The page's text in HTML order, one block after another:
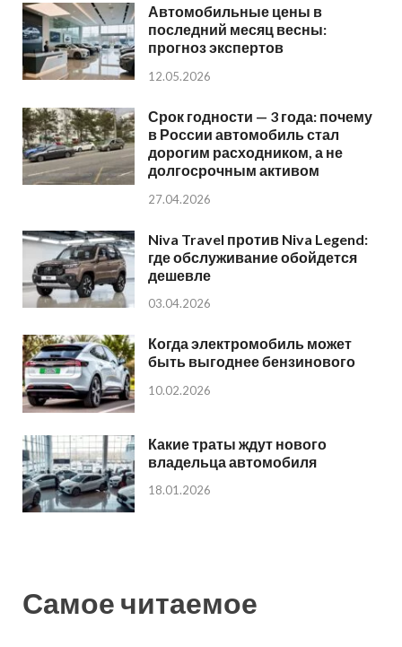
Автомобильные цены в
последний месяц весны:
прогноз экспертов
12.05.2026
Срок годности — 3 года: почему
в России автомобиль стал
дорогим расходником, а не
долгосрочным активом
27.04.2026
Niva Travel против Niva Legend:
где обслуживание обойдется
дешевле
03.04.2026
Когда электромобиль может
быть выгоднее бензинового
10.02.2026
Какие траты ждут нового
владельца автомобиля
18.01.2026
Самое читаемое